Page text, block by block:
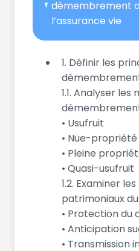
démembrement
l’assurance vie
1. Définir les
1.1. Analyser
• Usufruit
• Nue-propriété
• Pleine
• Quasi-usufruit
1.2. Examiner
patrimoniaux
• Protection du
• Anticipation
• Transmission